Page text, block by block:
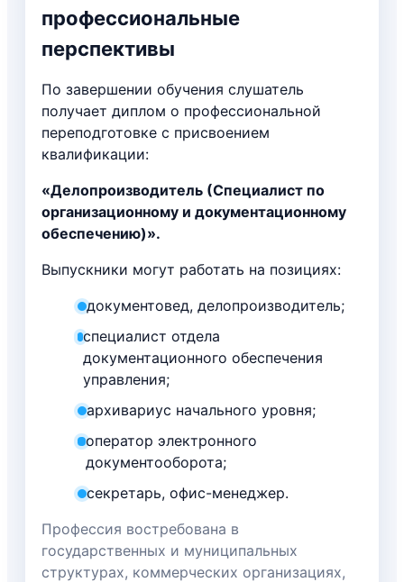
профессиональные
перспективы
По завершении обучения слушатель
получает диплом о профессиональной
переподготовке с присвоением
квалификации:
«Делопроизводитель (Специалист по
организационному и документационному
обеспечению)».
Выпускники могут работать на позициях:
документовед, делопроизводитель;
специалист отдела
документационного обеспечения
управления;
архивариус начального уровня;
оператор электронного
документооборота;
секретарь, офис-менеджер.
Профессия востребована в
государственных и муниципальных
структурах, коммерческих организациях,